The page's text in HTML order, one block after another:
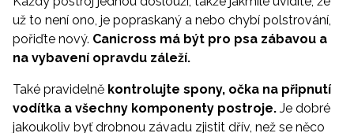
už to není ono, je popraskaný a nebo chybí polstrování,
pořiďte nový. Canicross má být pro psa zábavou a
na vybavení opravdu záleží.
Také pravidelně kontrolujte spony, očka na připnutí
vodítka a všechny komponenty postroje. Je dobré
jakoukoliv byť drobnou závadu zjistit dřív, než se něco